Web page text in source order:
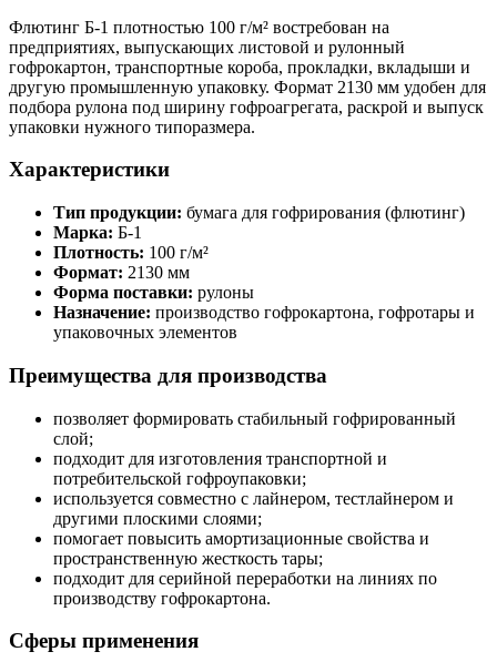
Флютинг Б-1 плотностью 100 г/м² востребован на
предприятиях, выпускающих листовой и рулонный
гофрокартон, транспортные короба, прокладки, вкладыши и
другую промышленную упаковку. Формат 2130 мм удобен для
подбора рулона под ширину гофроагрегата, раскрой и выпуск
упаковки нужного типоразмера.
Характеристики
Тип продукции: бумага для гофрирования (флютинг)
Марка: Б-1
Плотность: 100 г/м²
Формат: 2130 мм
Форма поставки: рулоны
Назначение: производство гофрокартона, гофротары и
упаковочных элементов
Преимущества для производства
позволяет формировать стабильный гофрированный
слой;
подходит для изготовления транспортной и
потребительской гофроупаковки;
используется совместно с лайнером, тестлайнером и
другими плоскими слоями;
помогает повысить амортизационные свойства и
пространственную жесткость тары;
подходит для серийной переработки на линиях по
производству гофрокартона.
Сферы применения